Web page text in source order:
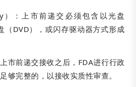
）：上市前递交必须包含以光盘
（DVD），或闪存驱动器方式形成
市前递交接收之后，FDA进行行政
够完整的，以接收实质性审查。